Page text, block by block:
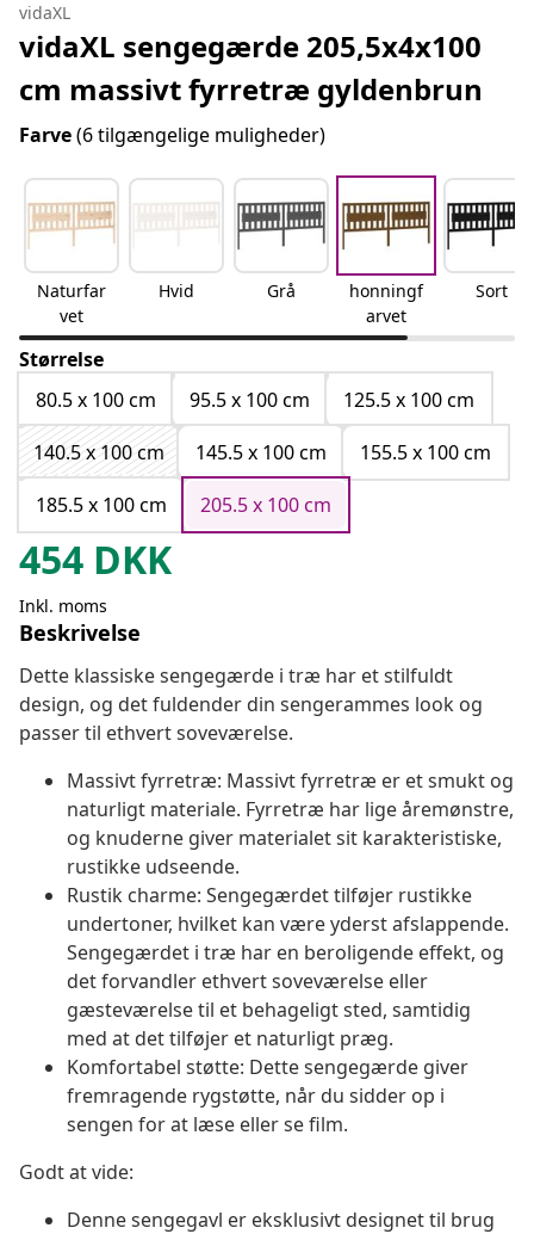
vidaXL
vidaXL sengegærde 205,5x4x100
cm massivt fyrretræ gyldenbrun
Farve(6 tilgængelige muligheder)
Naturfar
vet
Hvid Grå
honningf
arvet
Sort
Størrelse
80.5 x 100 cm
95.5 x 100 cm
125.5 x 100 cm
140.5 x 100 cm
145.5 x 100 cm
155.5 x 100 cm
185.5 x 100 cm
205.5 x 100 cm
454 DKK
Inkl. moms
Beskrivelse
Dette klassiske sengegærde i træ har et stilfuldt
design, og det fuldender din sengerammes look og
passer til ethvert soveværelse.
Massivt fyrretræ: Massivt fyrretræ er et smukt og
naturligt materiale. Fyrretræ har lige åremønstre,
og knuderne giver materialet sit karakteristiske,
rustikke udseende.
Rustik charme: Sengegærdet tilføjer rustikke
undertoner, hvilket kan være yderst afslappende.
Sengegærdet i træ har en beroligende effekt, og
det forvandler ethvert soveværelse eller
gæsteværelse til et behageligt sted, samtidig
med at det tilføjer et naturligt præg.
Komfortabel støtte: Dette sengegærde giver
fremragende rygstøtte, når du sidder op i
sengen for at læse eller se film.
Godt at vide:
Denne sengegavl er eksklusivt designet til brug